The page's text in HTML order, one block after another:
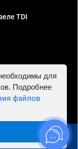
TDI
- Автосервис
для
Подробнее
файлов